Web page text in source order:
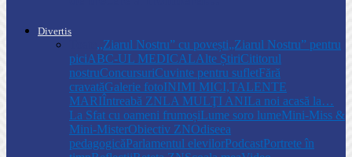
Divertis
,,Ziarul Nostru” cu povești„Ziarul Nostru” pentru
piciABC-UL MEDICALAlte ȘtiriCititorul
nostruConcursuriCuvinte pentru sufletFără
cravatăGalerie fotoINIMI MICI,TALENTE
MARIÎntreabă ZNLA MULŢI ANILa noi acasă la…
La Sfat cu oameni frumoșiLume soro lumeMini-Miss &
Mini-MisterObiectiv ZNOdiseea
pedagogicăParlamentul elevilorPodcastPortrete în